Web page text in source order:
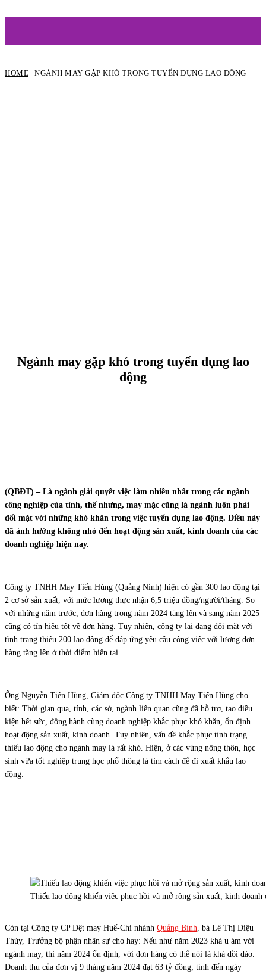
HOME NGÀNH MAY GẶP KHÓ TRONG TUYỂN DỤNG LAO ĐỘNG
Ngành may gặp khó trong tuyển dụng lao
động
(QBĐT) – Là ngành giải quyết việc làm nhiều nhất trong các ngành
công nghiệp của tỉnh, thế nhưng, may mặc cũng là ngành luôn phải
đối mặt với những khó khăn trong việc tuyển dụng lao động. Điều này
đã ảnh hưởng không nhỏ đến hoạt động sản xuất, kinh doanh của các
doanh nghiệp hiện nay.
Công ty TNHH May Tiến Hùng (Quảng Ninh) hiện có gần 300 lao động tại
2 cơ sở sản xuất, với mức lương thực nhận 6,5 triệu đồng/người/tháng. So
với những năm trước, đơn hàng trong năm 2024 tăng lên và sang năm 2025
cũng có tín hiệu tốt về đơn hàng. Tuy nhiên, công ty lại đang đối mặt với
tình trạng thiếu 200 lao động để đáp ứng yêu cầu công việc với lượng đơn
hàng tăng lên ở thời điểm hiện tại.
Ông Nguyễn Tiến Hùng, Giám đốc Công ty TNHH May Tiến Hùng cho
biết: Thời gian qua, tỉnh, các sở, ngành liên quan cũng đã hỗ trợ, tạo điều
kiện hết sức, đồng hành cùng doanh nghiệp khắc phục khó khăn, ổn định
hoạt động sản xuất, kinh doanh. Tuy nhiên, vấn đề khắc phục tình trạng
thiếu lao động cho ngành may là rất khó. Hiện, ở các vùng nông thôn, học
sinh vừa tốt nghiệp trung học phổ thông là tìm cách để đi xuất khẩu lao
động.
Thiếu lao động khiến việc phục hồi và mở rộng sản xuất, kinh doanh
Còn tại Công ty CP Dệt may Huế-Chi nhánh Quảng Bình , bà Lê Thị Diệu
Thúy, Trưởng bộ phận nhân sự cho hay: Nếu như năm 2023 khá u ám với
ngành may, thì năm 2024 ổn định, với đơn hàng có thể nói là khá dồi dào.
Doanh thu của đơn vị 9 tháng năm 2024 đạt 63 tỷ đồng; tính đến ngày